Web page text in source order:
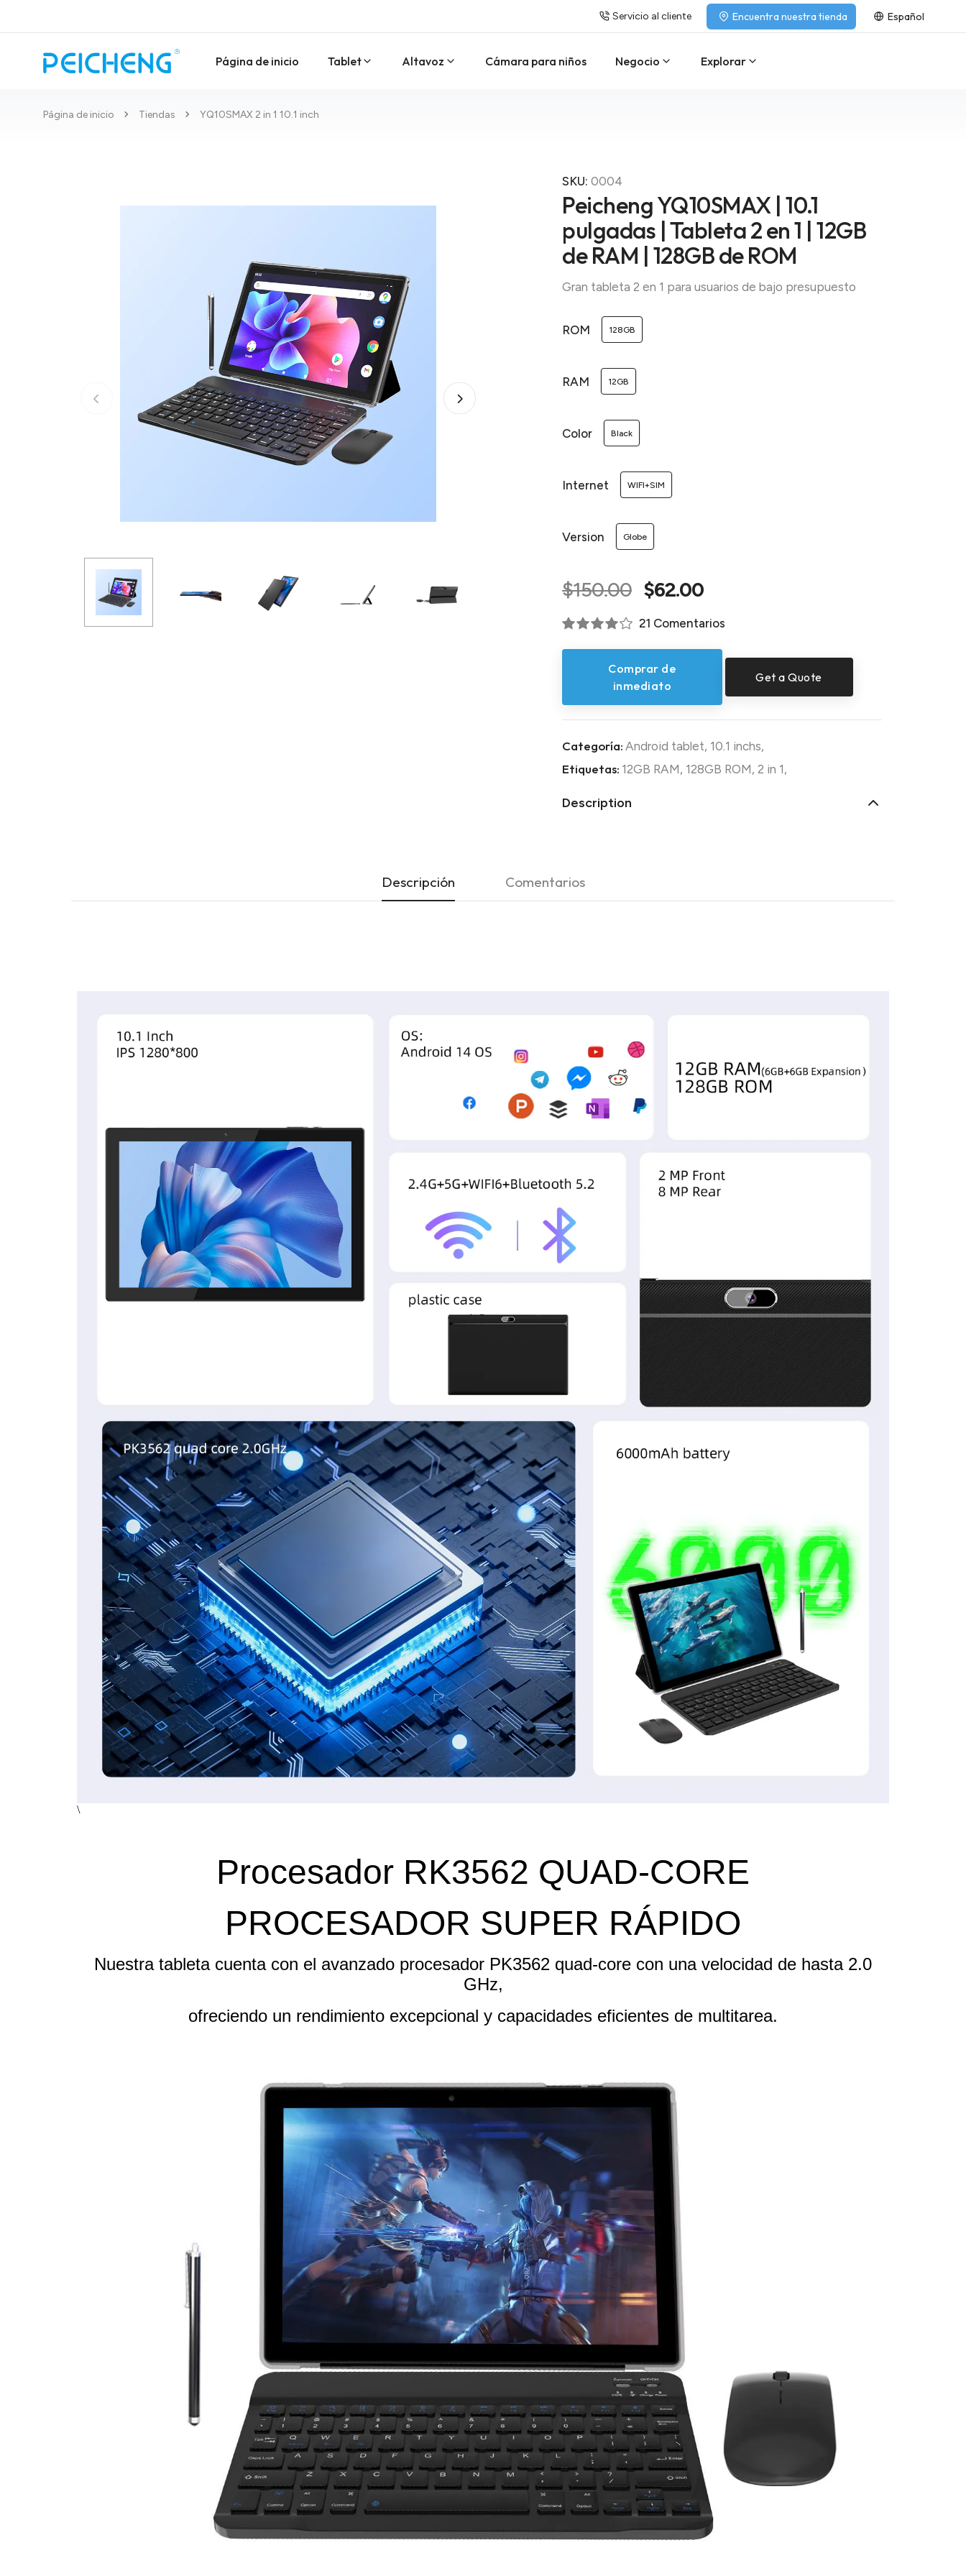
Servicio al cliente Encuentra nuestra tienda Español
Página de inicio Tablet Altavoz Cámara para niños Negocio Explorar
Página de inicio Tiendas YQ10SMAX 2 in 1 10.1 inch
SKU: 0004
Peicheng YQ10SMAX | 10.1
pulgadas | Tableta 2 en 1 | 12GB
de RAM | 128GB de ROM
Gran tableta 2 en 1 para usuarios de bajo presupuesto
ROM 128GB
RAM 12GB
Color Black
Internet WIFI+SIM
Version Globe
$150.00 $62.00
21 Comentarios
Comprar de
inmediato
Get a Quote
Categoría: Android tablet, 10.1 inchs,
Etiquetas: 12GB RAM, 128GB ROM, 2 in 1,
Description
Descripción Comentarios